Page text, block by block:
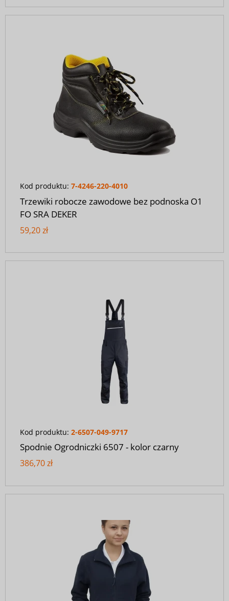
Kod produktu: 7-4246-220-4010
Trzewiki robocze zawodowe bez podnoska O1
FO SRA DEKER
59,20 zł
Kod produktu: 2-6507-049-9717
Spodnie Ogrodniczki 6507 - kolor czarny
386,70 zł